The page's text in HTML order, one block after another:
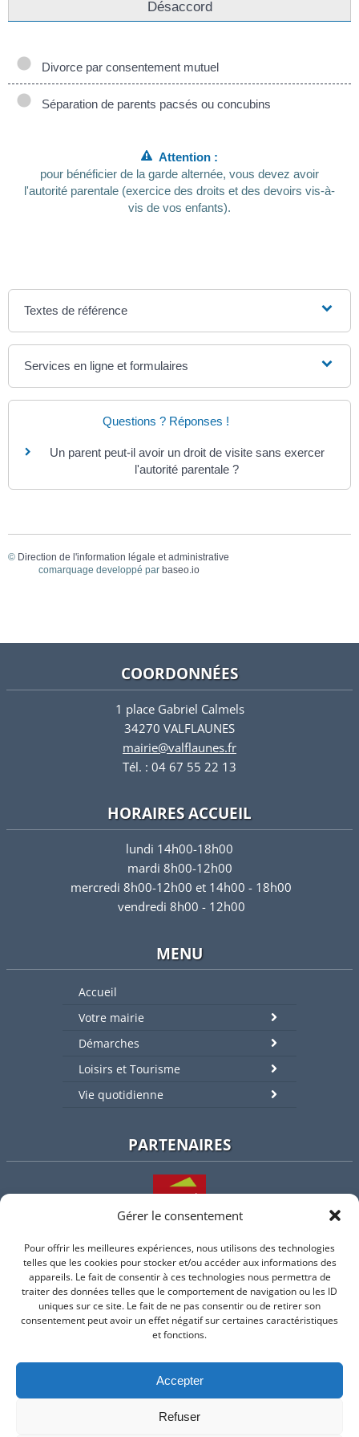
Gérer le consentement
Pour offrir les meilleures expériences, nous utilisons des technologies
telles que les cookies pour stocker et/ou accéder aux informations des
appareils. Le fait de consentir à ces technologies nous permettra de
traiter des données telles que le comportement de navigation ou les ID
uniques sur ce site. Le fait de ne pas consentir ou de retirer son
consentement peut avoir un effet négatif sur certaines caractéristiques
et fonctions.
Accepter
Refuser
Désaccord
Divorce par consentement mutuel
Séparation de parents pacsés ou concubins
Attention :
pour bénéficier de la garde alternée, vous devez avoir
l'autorité parentale (exercice des droits et des devoirs vis-à-
vis de vos enfants).
Textes de référence
Services en ligne et formulaires
Questions ? Réponses !
Un parent peut-il avoir un droit de visite sans exercer
l'autorité parentale ?
© Direction de l'information légale et administrative
comarquage developpé par baseo.io
COORDONNÉES
1 place Gabriel Calmels
34270 VALFLAUNES
mairie@valflaunes.fr
Tél. : 04 67 55 22 13
HORAIRES ACCUEIL
lundi 14h00-18h00
mardi 8h00-12h00
mercredi 8h00-12h00 et 14h00 - 18h00
vendredi 8h00 - 12h00
MENU
Accueil
Votre mairie
Démarches
Loisirs et Tourisme
Vie quotidienne
PARTENAIRES
L'intercommunalité
Intramuros
Suivez-nous sur Facebook